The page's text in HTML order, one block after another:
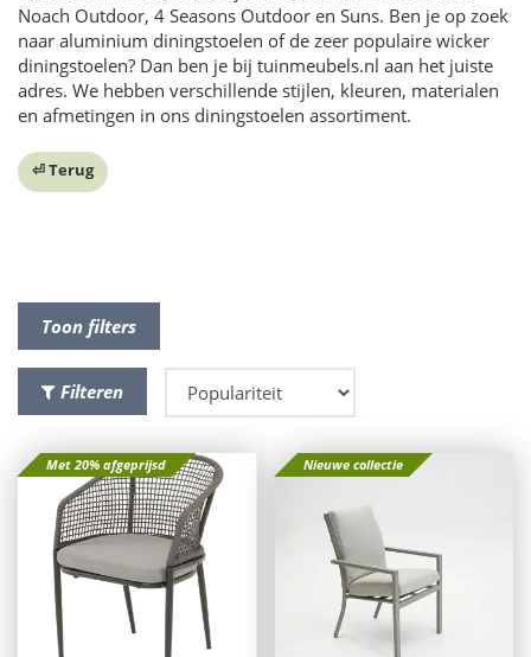
Noach Outdoor, 4 Seasons Outdoor en Suns. Ben je op zoek
naar aluminium diningstoelen of de zeer populaire wicker
diningstoelen? Dan ben je bij tuinmeubels.nl aan het juiste
adres. We hebben verschillende stijlen, kleuren, materialen
en afmetingen in ons diningstoelen assortiment.
⏎ Terug
Toon filters
Filteren
Met 20% afgeprijsd Nieuwe collectie